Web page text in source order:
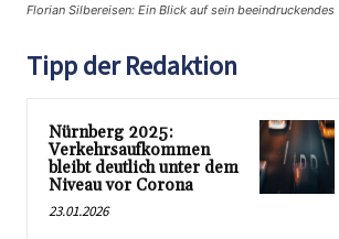
Florian Silbereisen: Ein Blick auf sein
Tipp der Redaktion
Nürnberg 2025:
Verkehrsaufkommen
bleibt deutlich unter dem
Niveau vor Corona
23.01.2026